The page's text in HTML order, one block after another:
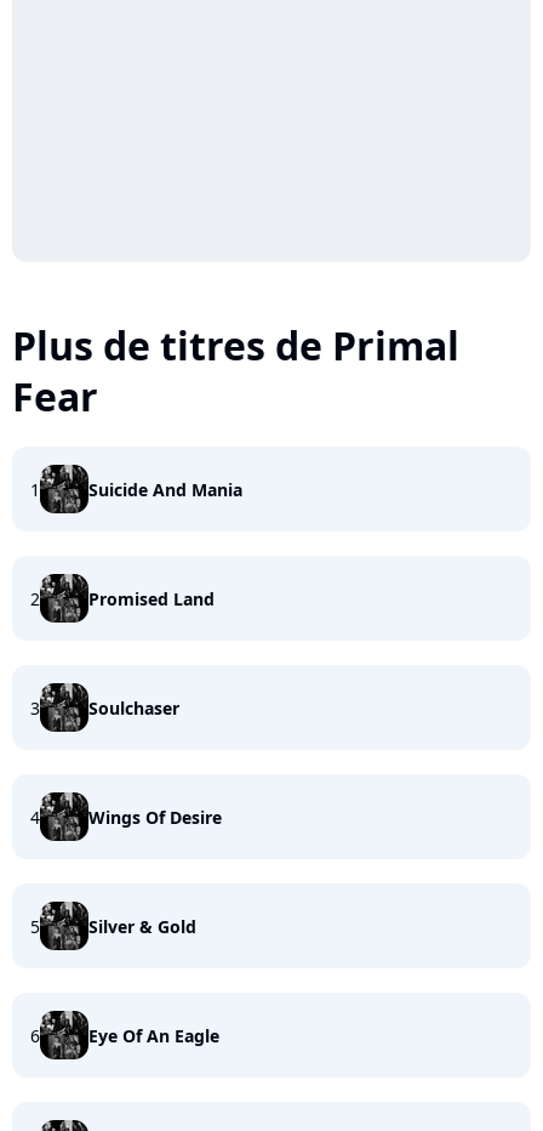
Plus de titres de Primal
Fear
1 Suicide And Mania
2 Promised Land
3 Soulchaser
4 Wings Of Desire
5 Silver & Gold
6 Eye Of An Eagle